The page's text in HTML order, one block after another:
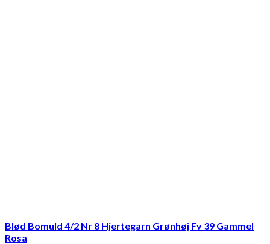
Blød Bomuld 4/2 Nr 8 Hjertegarn Grønhøj Fv 39 Gammel
Rosa